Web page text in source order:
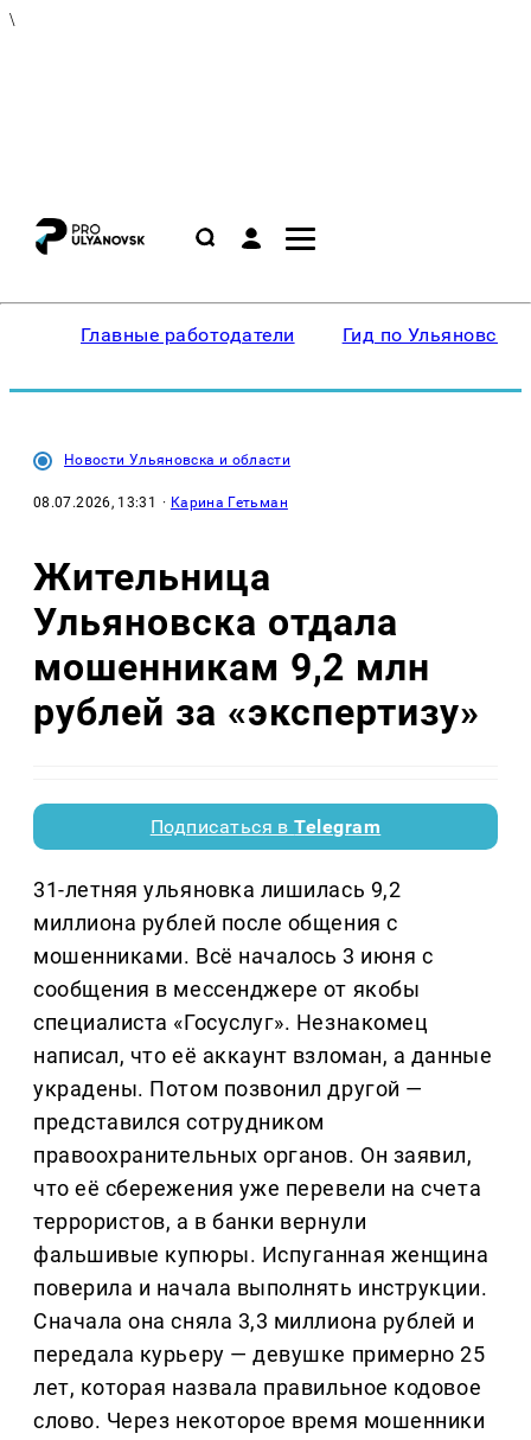
\
Главные работодатели Гид по Ульяновску
Новости Ульяновска и области
08.07.2026, 13:31 · Карина Гетьман
Жительница
Ульяновска отдала
мошенникам 9,2 млн
рублей за «экспертизу»
Подписаться вTelegram
31-летняя ульяновка лишилась 9,2
миллиона рублей после общения с
мошенниками. Всё началось 3 июня с
сообщения в мессенджере от якобы
специалиста «Госуслуг». Незнакомец
написал, что её аккаунт взломан, а данные
украдены. Потом позвонил другой —
представился сотрудником
правоохранительных органов. Он заявил,
что её сбережения уже перевели на счета
террористов, а в банки вернули
фальшивые купюры. Испуганная женщина
поверила и начала выполнять инструкции.
Сначала она сняла 3,3 миллиона рублей и
передала курьеру — девушке примерно 25
лет, которая назвала правильное кодовое
слово. Через некоторое время мошенники